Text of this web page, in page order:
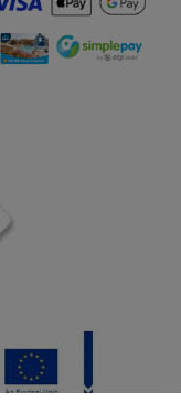
volt a
sem